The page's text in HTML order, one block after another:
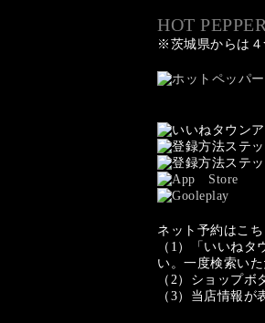
HOT
※茨城県からは４
ネット予約はこ
（1）「いいね
い。一度検索い
（2）ショップボ
（3）当店情報